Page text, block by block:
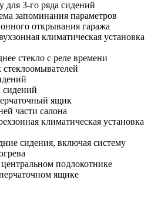
для 3-го ряда сидений
запоминания параметров
открывания гаража
климатическая установка
стекло с реле времени
сидений
ящик
части салона
климатическая установка
сидения, включая систему
подлокотнике
ящике